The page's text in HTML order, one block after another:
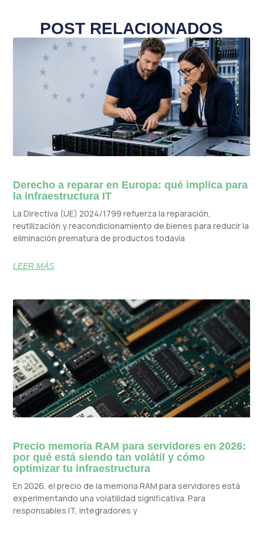
POST RELACIONADOS
Derecho a reparar en Europa: qué implica para
la infraestructura IT
La Directiva (UE) 2024/1799 refuerza la reparación,
reutilización y reacondicionamiento de bienes para reducir la
eliminación prematura de productos todavía
LEER MÁS
Precio memoria RAM para servidores en 2026:
por qué está siendo tan volátil y cómo
optimizar tu infraestructura
En 2026, el precio de la memoria RAM para servidores está
experimentando una volatilidad significativa. Para
responsables IT, integradores y